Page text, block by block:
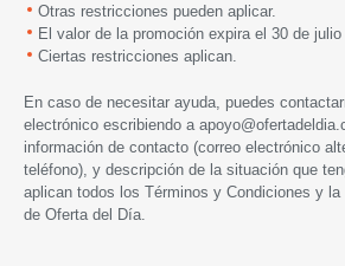
Otras restricciones pueden aplicar.
El valor de la promoción expira el 30 de julio
Ciertas restricciones aplican.
En caso de necesitar ayuda, puedes
electrónico escribiendo a
información de contacto (correo electrónico
teléfono), y descripción de la situación que
aplican todos los Términos y Condiciones y la
de Oferta del Día.